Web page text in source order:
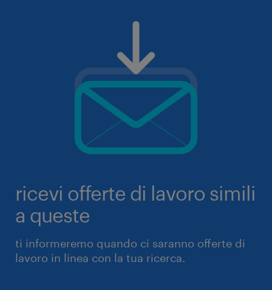
ricevi offerte di lavoro simili
a queste
ti informeremo quando ci saranno offerte di
lavoro in linea con la tua ricerca.